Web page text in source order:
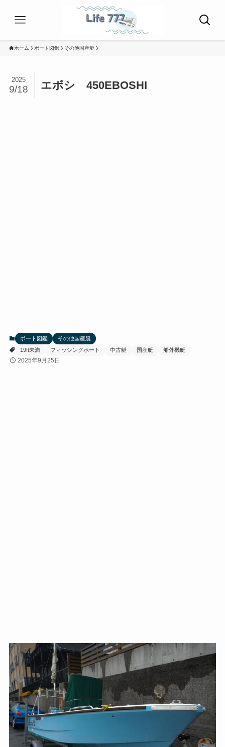
ホーム ボート図鑑 その他国産艇
エボシ 450EBOSHI
2025
9/18
ボート図鑑
その他国産艇
19ft未満
フィッシングボート 中古艇 国産艇 船外機艇
2025年9月25日